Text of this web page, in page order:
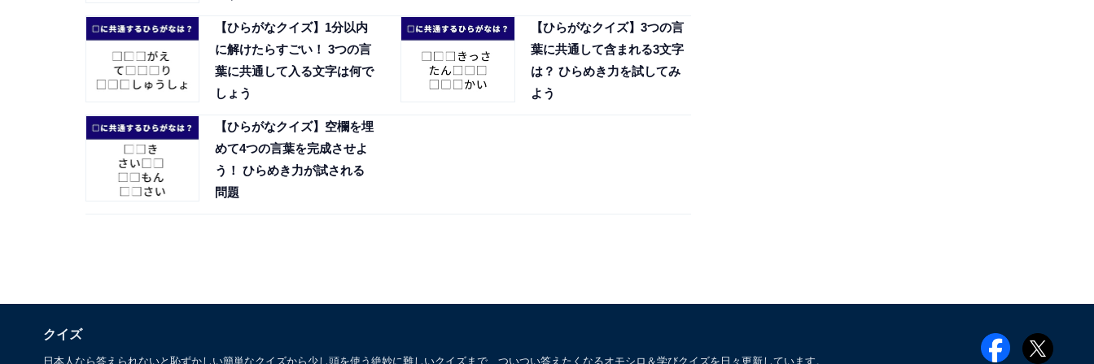
【ひらがなクイズ】1分以内
に解けたらすごい！ 3つの言
葉に共通して入る文字は何で
しょう
【ひらがなクイズ】3つの言
葉に共通して含まれる3文字
は？ ひらめき力を試してみ
よう
【ひらがなクイズ】空欄を埋
めて4つの言葉を完成させよ
う！ ひらめき力が試される
問題
クイズ
日本人なら答えられないと恥ずかしい簡単なクイズから少し頭を使う絶妙に難しいクイズまで、ついつい答えたくなるオモシロ＆学びクイズを日々更新しています。